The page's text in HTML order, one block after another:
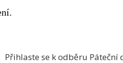
Přihlaste se k odběru Páteční